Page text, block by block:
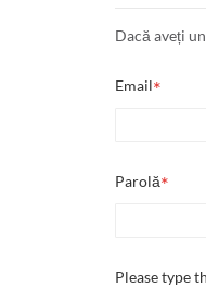
Dacă aveți
Email
Parolă
Please type